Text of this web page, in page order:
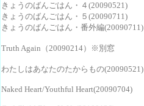
きょうのばんごはん・４(20090521)
きょうのばんごはん・５(20090711)
きょうのばんごはん・番外編(20090711)
Truth Again （20090214）※別窓
わたしはあなたのたからもの(20090521)
Naked Heart/Youthful Heart(20090704)